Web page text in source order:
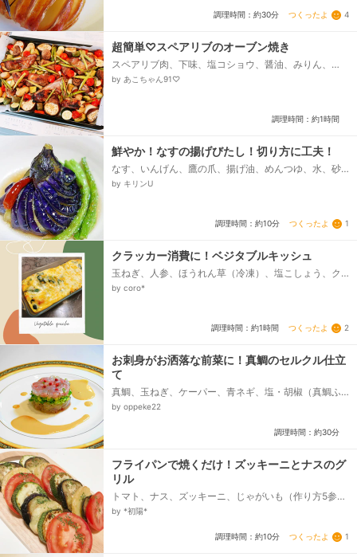
調理時間：約30分 つくったよ 4
超簡単♡スペアリブのオーブン焼き
スペアリブ肉、下味、塩コショウ、醤油、みりん、
酒、にんにくチューブ、クレイジーソルト、じゃがい
by あこちゃん91♡
調理時間：約1時間
鮮やか！なすの揚げびたし！切り方に工夫！
なす、いんげん、鷹の爪、揚げ油、めんつゆ、水、砂
糖
by キリンU
調理時間：約10分 つくったよ 1
クラッカー消費に！ベジタブルキッシュ
玉ねぎ、人参、ほうれん草（冷凍）、塩こしょう、ク
ラッカー、★卵、★牛乳、★マヨネーズ、★ピザ用チ
by coro*
調理時間：約1時間 つくったよ 2
お刺身がお洒落な前菜に！真鯛のセルクル仕立
て
真鯛、玉ねぎ、ケーパー、青ネギ、塩・胡椒（真鯛ふ
り用）、☆マヨネーズ、☆醤油、★オリーブオイル、
（お好みでピンクペッパー）、粗挽き黒胡椒...
by oppeke22
調理時間：約30分
フライパンで焼くだけ！ズッキーニとナスのグ
リル
トマト、ナス、ズッキーニ、じゃがいも（作り方5参
照）、パセリ、塩
by *初陽*
調理時間：約10分 つくったよ 1